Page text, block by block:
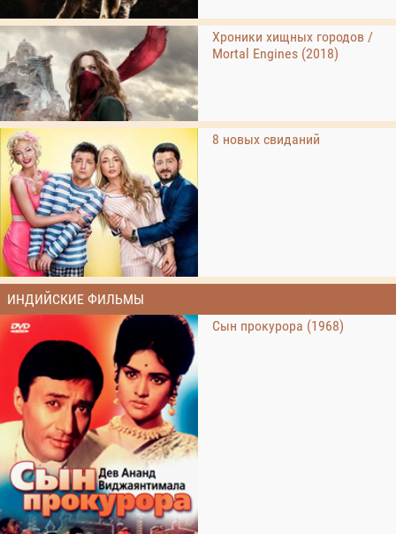
Хроники хищных городов /
Mortal Engines (2018)
8 новых свиданий
ИНДИЙСКИЕ ФИЛЬМЫ
Сын прокурора (1968)